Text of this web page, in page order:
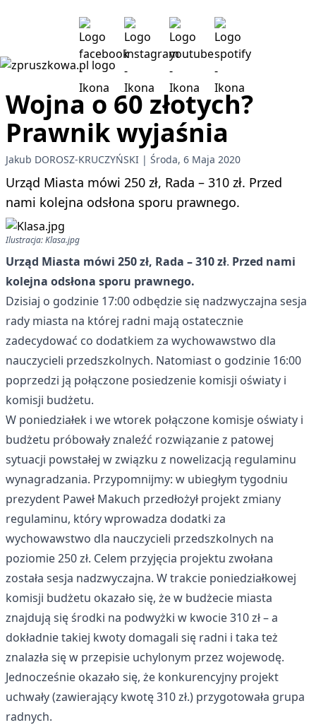
Wojna o 60 złotych?
Prawnik wyjaśnia
Jakub DOROSZ-KRUCZYŃSKI Środa, 6 Maja 2020
Urząd Miasta mówi 250 zł, Rada – 310 zł. Przed
nami kolejna odsłona sporu prawnego.
Ilustracja: Klasa.jpg
Urząd Miasta mówi 250 zł, Rada – 310 zł. Przed nami
kolejna odsłona sporu prawnego.
Dzisiaj o godzinie 17:00 odbędzie się nadzwyczajna sesja
rady miasta na której radni mają ostatecznie
zadecydować co dodatkiem za wychowawstwo dla
nauczycieli przedszkolnych. Natomiast o godzinie 16:00
poprzedzi ją połączone posiedzenie komisji oświaty i
komisji budżetu.
W poniedziałek i we wtorek połączone komisje oświaty i
budżetu próbowały znaleźć rozwiązanie z patowej
sytuacji powstałej w związku z nowelizacją regulaminu
wynagradzania. Przypomnijmy: w ubiegłym tygodniu
prezydent Paweł Makuch przedłożył projekt zmiany
regulaminu, który wprowadza dodatki za
wychowawstwo dla nauczycieli przedszkolnych na
poziomie 250 zł. Celem przyjęcia projektu zwołana
została sesja nadzwyczajna. W trakcie poniedziałkowej
komisji budżetu okazało się, że w budżecie miasta
znajdują się środki na podwyżki w kwocie 310 zł – a
dokładnie takiej kwoty domagali się radni i taka też
znalazła się w przepisie uchylonym przez wojewodę.
Jednocześnie okazało się, że konkurencyjny projekt
uchwały (zawierający kwotę 310 zł.) przygotowała grupa
radnych.